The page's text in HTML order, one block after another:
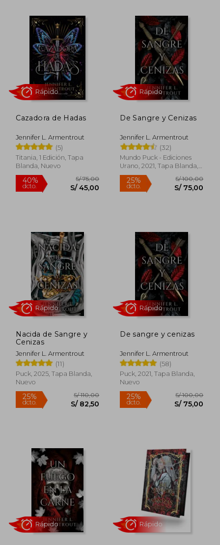
25%
dcto.
Rápido
40%
dcto. S/
Rápido
Cazadora de Hadas
Jennifer L. Armentrout
(5)
Titania, 1 Edición, Tapa
Blanda, Nuevo
40%
dcto.
S/ 75,00
S/ 45,00
Rápido
De Sangre y Cenizas
Jennifer L. Armentrout
(32)
Mundo Puck - Ediciones
Urano, 2021, Tapa Blanda,
Nuevo
25%
dcto.
S/
S/
Rápido
Nacida de Sangre y
Cenizas
Jennifer L. Armentrout
(11)
Puck, 2025, Tapa Blanda,
Nuevo
De sangre y cenizas
Jennifer L. Armentrout
(58)
Puck, 2021, Tapa Blanda,
Nuevo